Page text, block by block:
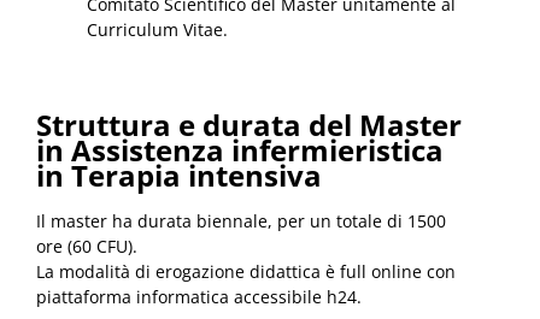
Comitato Scientifico del Master unitamente al
Curriculum Vitae.
Struttura e durata del Master
in Assistenza infermieristica
in Terapia intensiva
Il master ha durata biennale, per un totale di 1500
ore (60 CFU).
La modalità di erogazione didattica è full online con
piattaforma informatica accessibile h24.